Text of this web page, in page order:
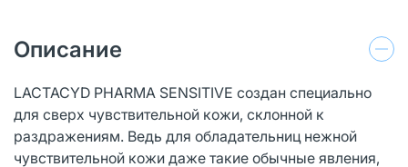
Описание
LACTACYD PHARMA SENSITIVE создан специально
для сверх чувствительной кожи, склонной к
раздражениям. Ведь для обладательниц нежной
чувствительной кожи даже такие обычные явления,